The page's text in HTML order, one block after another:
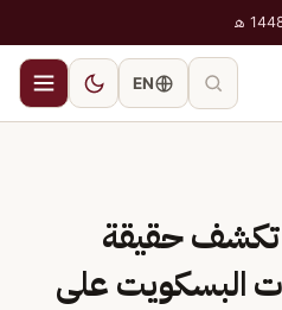
EN
تكشف حقيقة
البسكويت على